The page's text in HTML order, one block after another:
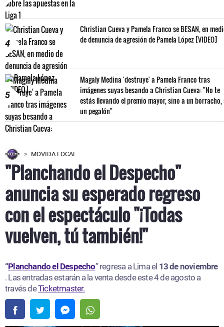
4
Christian Cueva y Pamela Franco se BESAN, en
de denuncia de agresión de Pamela López [VIDEO]
5
Magaly Medina 'destruye' a Pamela Franco tras
imágenes suyas besando a Christian Cueva: "No te
estás llevando el premio mayor, sino a un borracho,
un pegalón"
MOVIDA LOCAL
"Planchando el Despecho"
anuncia su esperado regreso
con el espectáculo "¡Todas
vuelven, tú también!"
“Planchando el Despecho” regresa a Lima el 13 de noviembre
. Las entradas estarán a la venta desde este 4 de agosto a
través deTicketmaster.